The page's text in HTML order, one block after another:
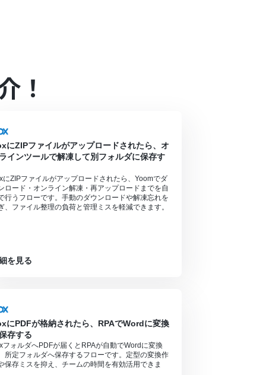
！
にZIPファイルがアップロードされたら、オ
インツールで解凍して別フォルダに保存す
にZIPファイルがアップロードされたら、Yoomでダ
ロード・オンライン解凍・再アップロードまでを自
行うフローです。手動のダウンロードや解凍忘れを
、ファイル整理の負荷と管理ミスを軽減できます。
を見る
にPDFが格納されたら、RPAでWordに変換
存する
フォルダへPDFが届くとRPAが自動でWordに変換
所定フォルダへ保存するフローです。定型の変換作
保存ミスを抑え、チームの時間を有効活用できま